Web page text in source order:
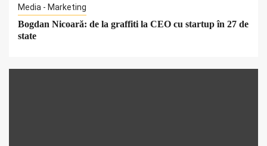
Media - Marketing
Bogdan Nicoară: de la graffiti la CEO cu startup în 27 de
state